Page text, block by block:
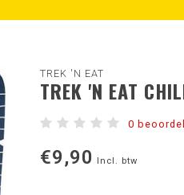
TREK 'N EAT
TREK 'N EAT
0
€9,90 Incl. btw